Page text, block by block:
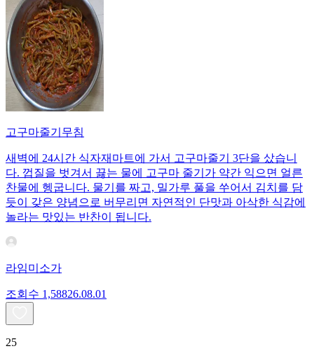
고구마줄기무침
새벽에 24시간 식자재마트에 가서 고구마줄기 3단을 샀습니
다. 껍질을 벗겨서 끓는 물에 고구마 줄기가 약간 익으면 얼른
찬물에 헹굽니다. 물기를 짜고, 밀가루 풀을 쑤어서 김치를 담
듯이 갖은 양념으로 버무리면 자연적인 단맛과 아삭한 식감에
놀라는 맛있는 반찬이 됩니다.
라임미소가
조회수 1,58826.08.01
25